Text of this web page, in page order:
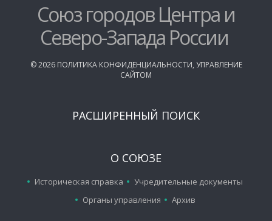
Союз городов Центра и
Северо-Запада России
©2026 ПОЛИТИКА КОНФИДЕНЦИАЛЬНОСТИ, УПРАВЛЕНИЕ
САЙТОМ
РАСШИРЕННЫЙ ПОИСК
О СОЮЗЕ
Историческая справка
Учредительные документы
Органы управления
Архив